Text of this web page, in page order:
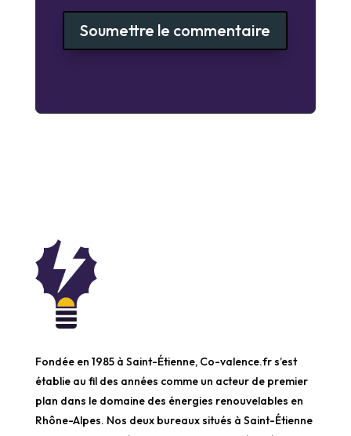
Soumettre le commentaire
Fondée en 1985 à Saint-Étienne, Co-valence.fr s’est
établie au fil des années comme un acteur de premier
plan dans le domaine des énergies renouvelables en
Rhône-Alpes. Nos deux bureaux situés à Saint-Étienne